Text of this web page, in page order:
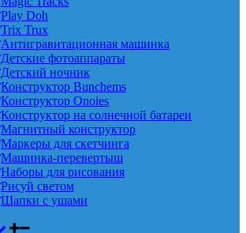
Play Doh
Trix Trux
Антигравитационная машинка
Детские фотоаппараты
Детский ночник
Конструктор Bunchems
Конструктор Onoies
Конструктор на солнечной батареи
Магнитный конструктор
Маркеры для скетчинга
Машинка-перевертыш
Наборы для рисования
Рисуй светом
Шапки с ушами